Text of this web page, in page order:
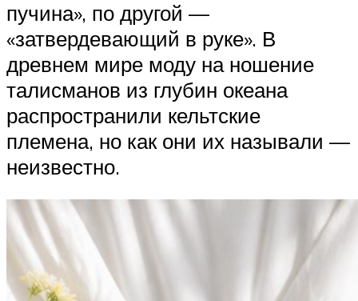
пучина», по другой —
«затвердевающий в руке». В
древнем мире моду на ношение
талисманов из глубин океана
распространили кельтские
племена, но как они их называли —
неизвестно.